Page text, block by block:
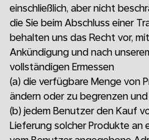
einschließlich, aber nicht
die Sie beim Abschluss einer
behalten uns das Recht vor,
Ankündigung und nach
vollständigen Ermessen
(a) die verfügbare Menge von
ändern oder zu begrenzen und
(b) jedem Benutzer den Kauf
Lieferung solcher Produkte an